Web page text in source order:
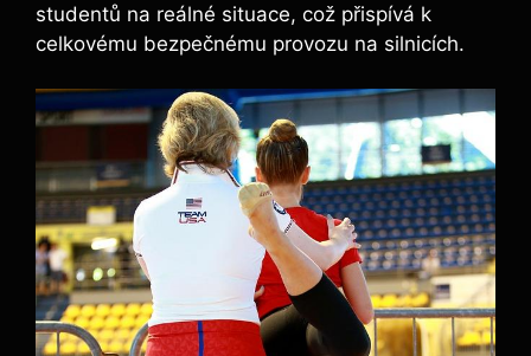
studentů na reálné situace, což přispívá k
celkovému bezpečnému provozu na silnicích.